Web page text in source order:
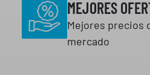
MEJORES
Mejores precios
mercado